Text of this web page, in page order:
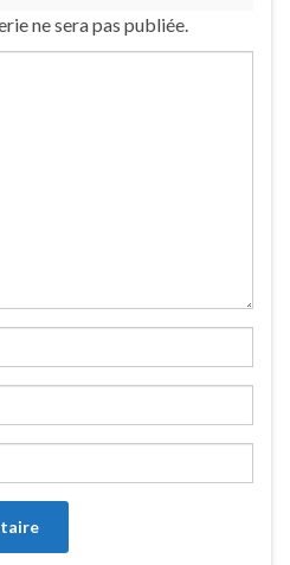
ne sera pas publiée.